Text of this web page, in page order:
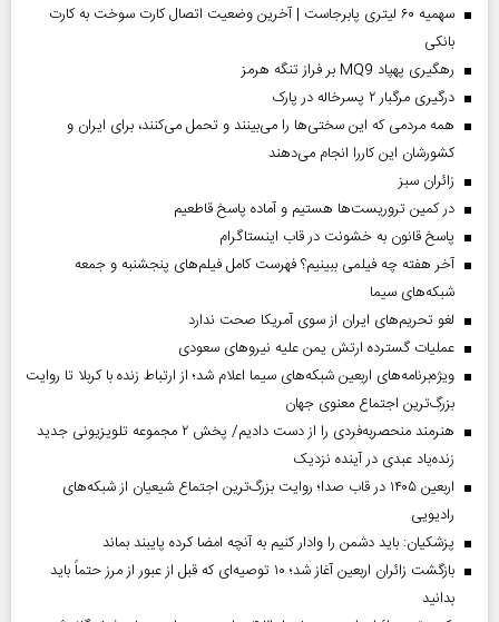
سهمیه ۶۰ لیتری پابرجاست | آخرین وضعیت اتصال کارت سوخت به کارت
بانکی
رهگیری پهپاد MQ9 بر فراز تنگه هرمز
درگیری مرگبار ۲ پسرخاله در پارک
همه مردمی که این سختی‌ها را می‌بینند و تحمل می‌کنند، برای ایران و
کشورشان این کاررا انجام می‌دهند
‌زائران سبز
در کمین تروریست‌ها هستیم و آماده پاسخ قاطعیم
پاسخ قانون به خشونت در قاب اینستاگرام
آخر هفته چه فیلمی ببینیم؟ فهرست کامل فیلم‌های پنجشنبه و جمعه
شبکه‌های سیما
لغو تحریم‌های ایران از سوی آمریکا صحت ندارد
عملیات گسترده ارتش یمن علیه نیروهای سعودی
ویژه‌برنامه‌های اربعین شبکه‌های سیما اعلام شد؛ از ارتباط زنده با کربلا تا روایت
بزرگ‌ترین اجتماع معنوی جهان
هنرمند منحصر‌به‌فردی را از دست دادیم/ پخش ۲ مجموعه تلویزیونی جدید
زنده‌یاد عبدی در آینده نزدیک
اربعین ۱۴۰۵ در قاب صدا؛ روایت بزرگ‌ترین اجتماع شیعیان از شبکه‌های
رادیویی
پزشکیان: باید دشمن را وادار کنیم به آنچه امضا کرده پایبند بماند
بازگشت زائران اربعین آغاز شد؛ ۱۰ توصیه‌ای که قبل از عبور از مرز حتماً باید
بدانید